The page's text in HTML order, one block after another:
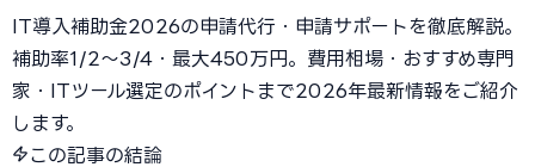
IT導入補助金2026の申請代行・申請サポートを徹底解説。
補助率1/2〜3/4・最大450万円。費用相場・おすすめ専門
家・ITツール選定のポイントまで2026年最新情報をご紹介
します。
この記事の結論